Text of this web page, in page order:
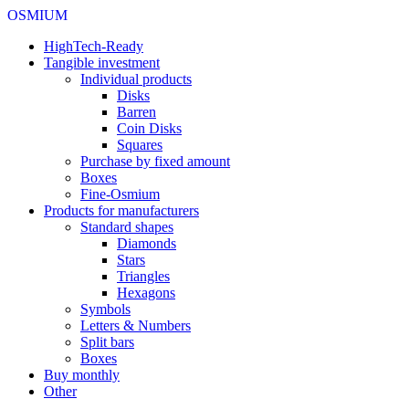
OSMIUM
HighTech-Ready
Tangible investment
Individual products
Disks
Barren
Coin Disks
Squares
Purchase by fixed amount
Boxes
Fine-Osmium
Products for manufacturers
Standard shapes
Diamonds
Stars
Triangles
Hexagons
Symbols
Letters & Numbers
Split bars
Boxes
Buy monthly
Other